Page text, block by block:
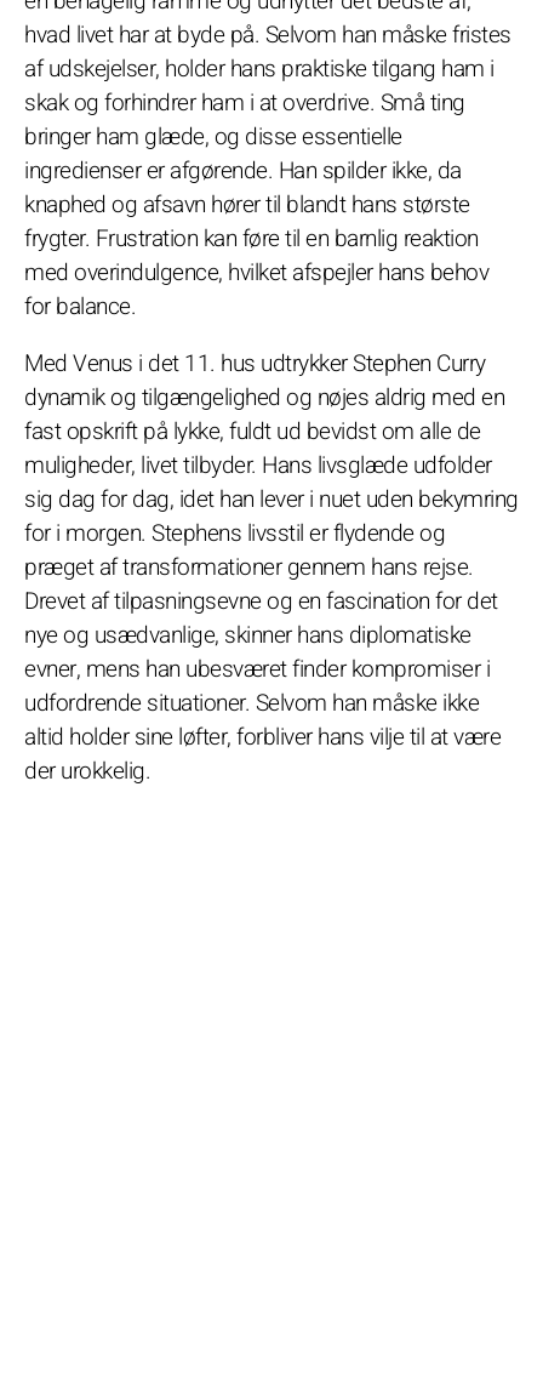
hvad livet har at byde på. Selvom han måske fristes
af udskejelser, holder hans praktiske tilgang ham i
skak og forhindrer ham i at overdrive. Små ting
bringer ham glæde, og disse essentielle
ingredienser er afgørende. Han spilder ikke, da
knaphed og afsavn hører til blandt hans største
frygter. Frustration kan føre til en barnlig reaktion
med overindulgence, hvilket afspejler hans behov
for balance.
Med Venus i det 11. hus udtrykker Stephen Curry
dynamik og tilgængelighed og nøjes aldrig med en
fast opskrift på lykke, fuldt ud bevidst om alle de
muligheder, livet tilbyder. Hans livsglæde udfolder
sig dag for dag, idet han lever i nuet uden bekymring
for i morgen. Stephens livsstil er flydende og
præget af transformationer gennem hans rejse.
Drevet af tilpasningsevne og en fascination for det
nye og usædvanlige, skinner hans diplomatiske
evner, mens han ubesværet finder kompromiser i
udfordrende situationer. Selvom han måske ikke
altid holder sine løfter, forbliver hans vilje til at være
der urokkelig.